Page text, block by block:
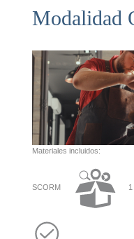
Modalidad
Materiales incluidos:
SCORM 1